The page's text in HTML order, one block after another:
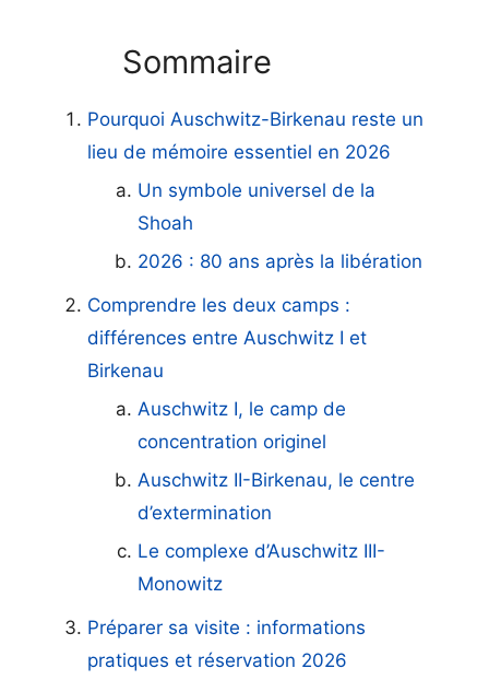
Sommaire
Pourquoi Auschwitz-Birkenau reste un
lieu de mémoire essentiel en 2026
Un symbole universel de la
Shoah
2026 : 80 ans après la libération
Comprendre les deux camps :
différences entre Auschwitz I et
Birkenau
Auschwitz I, le camp de
concentration originel
Auschwitz II-Birkenau, le centre
d’extermination
Le complexe d’Auschwitz III-
Monowitz
Préparer sa visite : informations
pratiques et réservation 2026